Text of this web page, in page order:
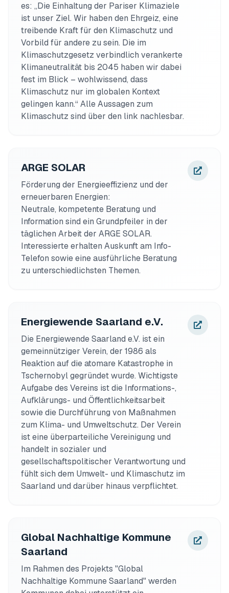
es: „Die Einhaltung der Pariser Klimaziele
ist unser Ziel. Wir haben den Ehrgeiz, eine
treibende Kraft für den Klimaschutz und
Vorbild für andere zu sein. Die im
Klimaschutzgesetz verbindlich verankerte
Klimaneutralität bis 2045 haben wir dabei
fest im Blick – wohlwissend, dass
Klimaschutz nur im globalen Kontext
gelingen kann.“ Alle Aussagen zum
Klimaschutz sind über den link nachlesbar.
ARGE SOLAR
Förderung der Energieeffizienz und der
erneuerbaren Energien:
Neutrale, kompetente Beratung und
Information sind ein Grundpfeiler in der
täglichen Arbeit der ARGE SOLAR.
Interessierte erhalten Auskunft am Info-
Telefon sowie eine ausführliche Beratung
zu unterschiedlichsten Themen.
Energiewende Saarland e.V.
Die Energiewende Saarland e.V. ist ein
gemeinnütziger Verein, der 1986 als
Reaktion auf die atomare Katastrophe in
Tschernobyl gegründet wurde. Wichtigste
Aufgabe des Vereins ist die Informations-,
Aufklärungs- und Öffentlichkeitsarbeit
sowie die Durchführung von Maßnahmen
zum Klima- und Umweltschutz. Der Verein
ist eine überparteiliche Vereinigung und
handelt in sozialer und
gesellschaftspolitischer Verantwortung und
fühlt sich dem Umwelt- und Klimaschutz im
Saarland und darüber hinaus verpflichtet.
Global Nachhaltige Kommune
Saarland
Im Rahmen des Projekts "Global
Nachhaltige Kommune Saarland" werden